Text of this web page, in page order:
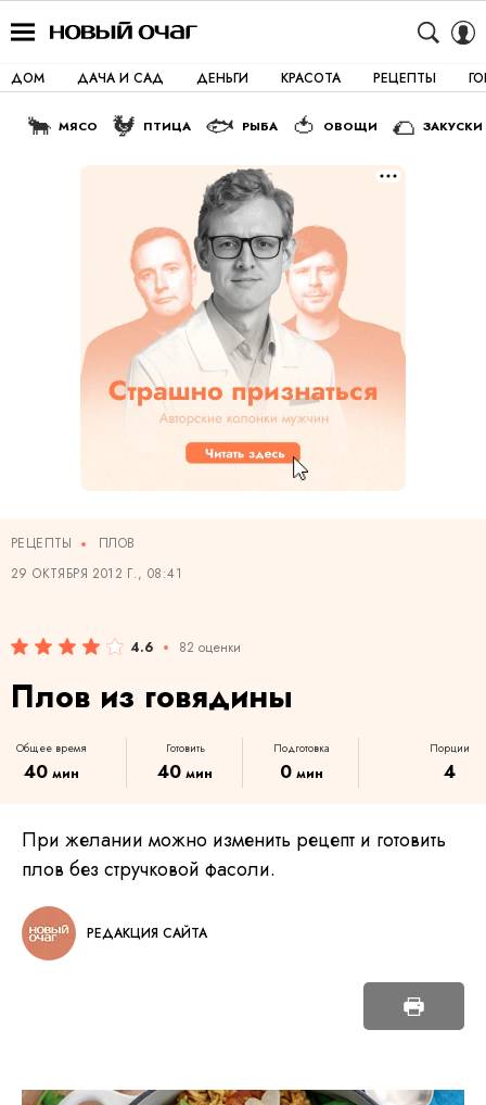
ДОМ ДАЧА И САД ДЕНЬГИ КРАСОТА РЕЦЕПТЫ
🐂 МЯСО 🐓 ПТИЦА 🐟 РЫБА 🍅 ОВОЩИ 🌮 ЗАКУСКИ
РЕЦЕПТЫ
ПЛОВ
29 ОКТЯБРЯ 2012 Г., 08:41
4.6 82 оценки
Плов из говядины
Общее время
40 мин
Готовить
40 мин
Подготовка
0 мин
Порции
4
При желании можно изменить рецепт и готовить
плов без стручковой фасоли.
РЕДАКЦИЯ САЙТА